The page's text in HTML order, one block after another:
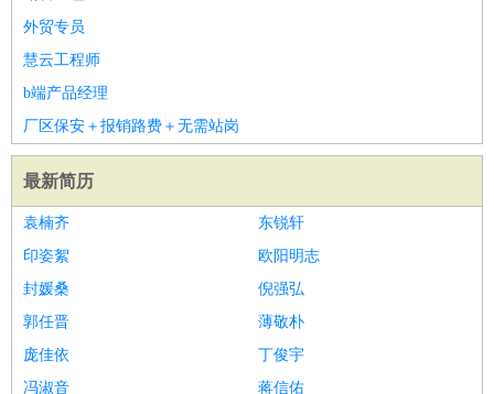
外贸专员
慧云工程师
b端产品经理
厂区保安＋报销路费＋无需站岗
最新简历
袁楠齐
东锐轩
印姿絮
欧阳明志
封媛桑
倪强弘
郭任晋
薄敬朴
庞佳依
丁俊宇
冯淑音
蒋信佑